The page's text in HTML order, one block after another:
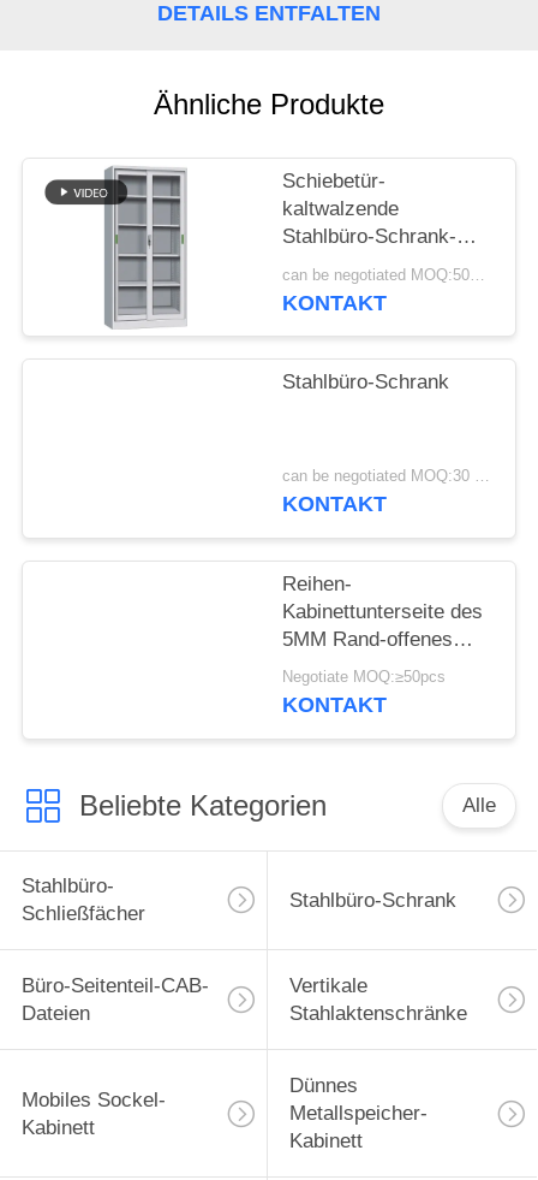
SITEMAP
PRIVACY
POLICY
DETAILS ENTFALTEN
Ähnliche Produkte
Schiebetür-
kaltwalzende
Stahlbüro-Schrank-
Hersteller
can be negotiated MOQ:50PCS
KONTAKT
Stahlbüro-Schrank
can be negotiated MOQ:30 Stück
KONTAKT
Reihen-
Kabinettunterseite des
5MM Rand-offenes
Regal-Stahlbüro-
Schrank-weiße Fleck-2
Negotiate MOQ:≥50pcs
KONTAKT
Beliebte Kategorien Alle
Stahlbüro-
Schließfächer
Stahlbüro-Schrank
Büro-Seitenteil-CAB-
Dateien
Vertikale
Stahlaktenschränke
Mobiles Sockel-
Kabinett
Dünnes
Metallspeicher-
Kabinett